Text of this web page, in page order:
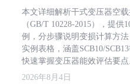
本文详细解析干式变压器空
（GB/T 10228-2015），提
例，分步骤说明变损计算方
实例表格，涵盖SCB10/
快速掌握变压器能效评估要点
2026年8月4日